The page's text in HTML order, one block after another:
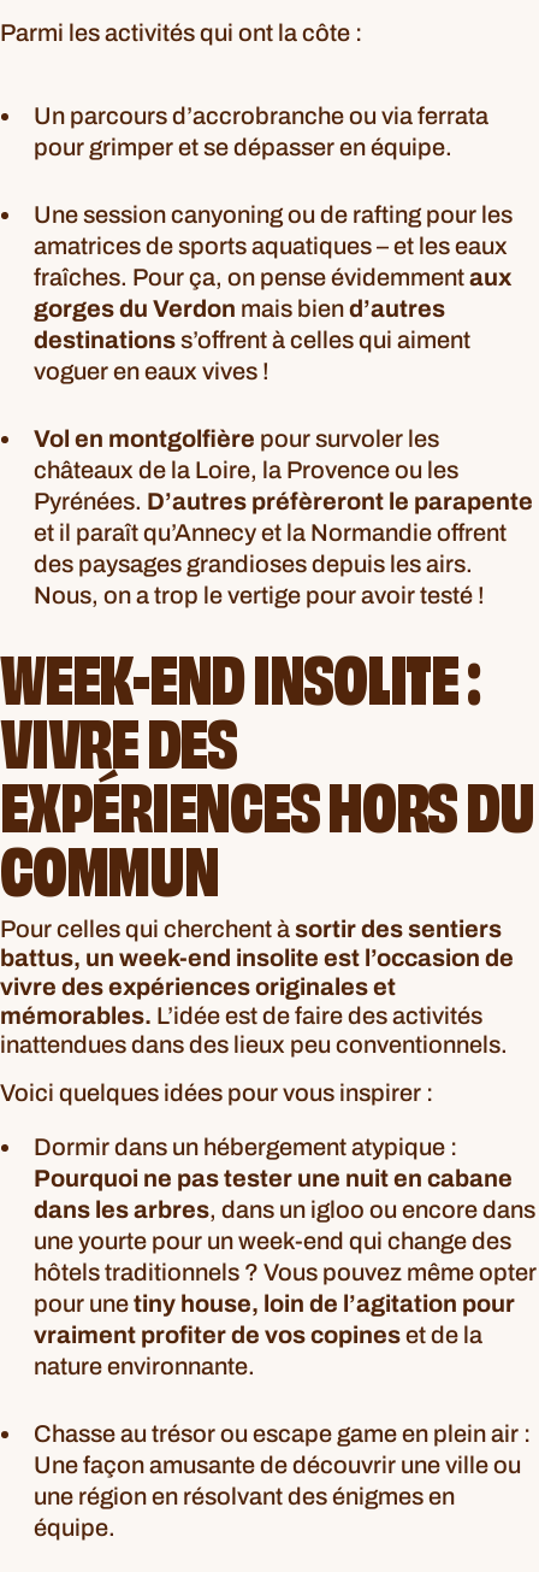
Parmi les activités qui ont la côte :
Un parcours d’accrobranche ou via ferrata
pour grimper et se dépasser en équipe.
Une session canyoning ou de rafting pour les
amatrices de sports aquatiques – et les eaux
fraîches. Pour ça, on pense évidemmentaux
gorges du Verdon mais biend’autres
destinationss’offrent à celles qui aiment
voguer en eaux vives !
Vol en montgolfière pour survoler les
châteaux de la Loire, la Provence ou les
Pyrénées. D’autres préfèreront le parapente
et il paraît qu’Annecy et la Normandie offrent
des paysages grandioses depuis les airs.
Nous, on a trop le vertige pour avoir testé !
WEEK-END INSOLITE :
VIVRE DES
EXPÉRIENCES HORS DU
COMMUN
Pour celles qui cherchent àsortir des sentiers
battus, un week-end insolite est l’occasion de
vivre des expériences originales et
mémorables. L’idée est de faire des activités
inattendues dans des lieux peu conventionnels.
Voici quelques idées pour vous inspirer :
Dormir dans un hébergement atypique :
Pourquoi ne pas tester une nuit en cabane
dans les arbres, dans un igloo ou encore dans
une yourte pour un week-end qui change des
hôtels traditionnels ? Vous pouvez même opter
pour unetiny house, loin de l’agitation pour
vraiment profiter de vos copineset de la
nature environnante.
Chasse au trésor ou escape game en plein air :
Une façon amusante de découvrir une ville ou
une région en résolvant des énigmes en
équipe.